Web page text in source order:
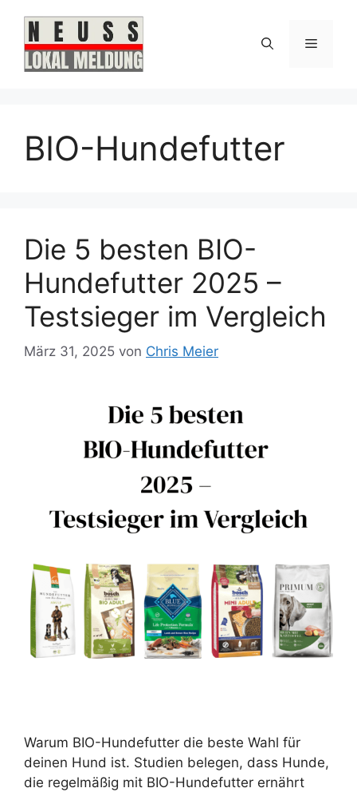
Inhalt
springen
Menü
BIO-Hundefutter
Die 5 besten BIO-
Hundefutter 2025 –
Testsieger im Vergleich
März 31, 2025 von Chris Meier
Warum BIO-Hundefutter die beste Wahl für
deinen Hund ist. Studien belegen, dass Hunde,
die regelmäßig mit BIO-Hundefutter ernährt